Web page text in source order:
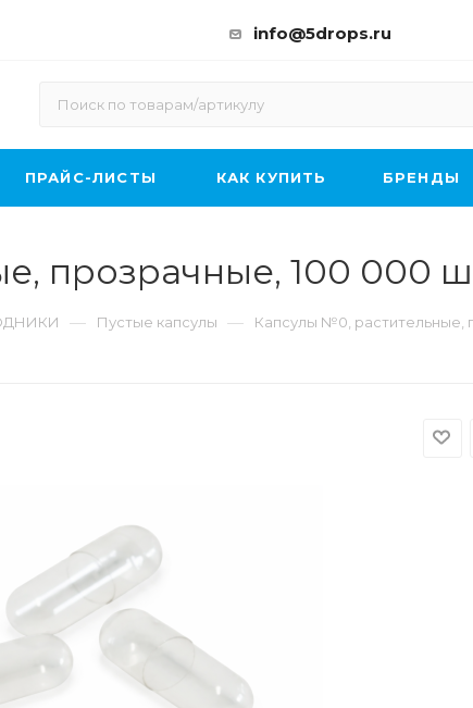
info@5drops.ru
ПРАЙС-ЛИСТЫ КАК КУПИТЬ БРЕНДЫ
прозрачные, 100 000
— Пустые капсулы — Капсулы №0, растительные,